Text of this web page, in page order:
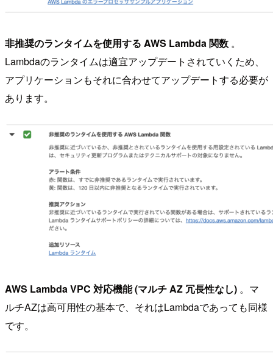
非推奨のランタイムを使用する AWS Lambda 関数 。
Lambdaのランタイムは適宜アップデートされていくため、
アプリケーションもそれに合わせてアップデートする必要が
あります。
AWS Lambda VPC 対応機能 (マルチ AZ 冗長性なし) 。マ
ルチAZは高可用性の基本で、それはLambdaであっても同様
です。